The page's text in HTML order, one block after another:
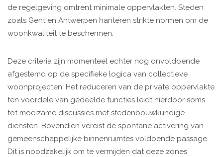
de regelgeving omtrent minimale oppervlakten. Steden
zoals Gent en Antwerpen hanteren strikte normen om de
woonkwaliteit te beschermen.
Deze criteria zijn momenteel echter nog onvoldoende
afgestemd op de specifieke logica van collectieve
woonprojecten. Het reduceren van de private oppervlakte
ten voordele van gedeelde functies leidt hierdoor soms
tot moeizame discussies met stedenbouwkundige
diensten. Bovendien vereist de spontane activering van
gemeenschappelijke binnenruimtes voldoende passage.
Dit is noodzakelijk om te vermijden dat deze zones